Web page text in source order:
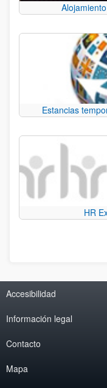
Estancias
HR
Accesibilidad
Información legal
Contacto
Mapa